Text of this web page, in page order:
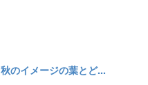
秋のイメージの葉とど...